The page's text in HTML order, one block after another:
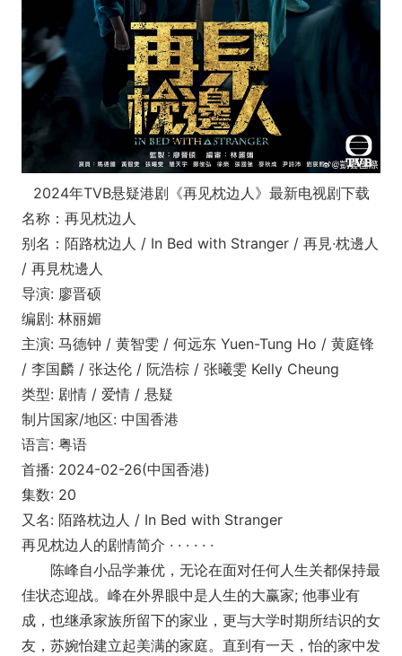
2024年TVB悬疑港剧《再见枕边人》最新电视剧下载
名称：再见枕边人
别名：陌路枕边人 / In Bed with Stranger / 再見·枕邊人
/ 再見枕邊人
导演: 廖晋硕
编剧: 林丽媚
主演: 马德钟 / 黄智雯 / 何远东 Yuen-Tung Ho / 黄庭锋
/ 李国麟 / 张达伦 / 阮浩棕 / 张曦雯 Kelly Cheung
类型: 剧情 / 爱情 / 悬疑
制片国家/地区: 中国香港
语言: 粤语
首播: 2024-02-26(中国香港)
集数: 20
又名: 陌路枕边人 / In Bed with Stranger
再见枕边人的剧情简介 · · · · · ·
陈峰自小品学兼优，无论在面对任何人生关都保持最
佳状态迎战。峰在外界眼中是人生的大赢家; 他事业有
成，也继承家族所留下的家业，更与大学时期所结识的女
友，苏婉怡建立起美满的家庭。直到有一天，怡的家中发